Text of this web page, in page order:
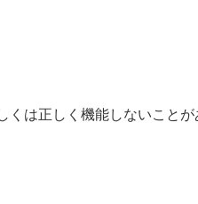
は正しく機能しないこと